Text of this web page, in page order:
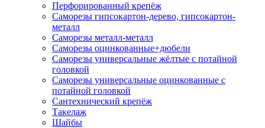
Перфорированный крепёж
Саморезы гипсокартон-дерево, гипсокартон-
металл
Саморезы металл-металл
Саморезы оцинкованные+дюбели
Саморезы универсальные жёлтые с потайной
головкой
Саморезы универсальные оцинкованные с
потайной головкой
Сантехнический крепёж
Такелаж
Шайбы